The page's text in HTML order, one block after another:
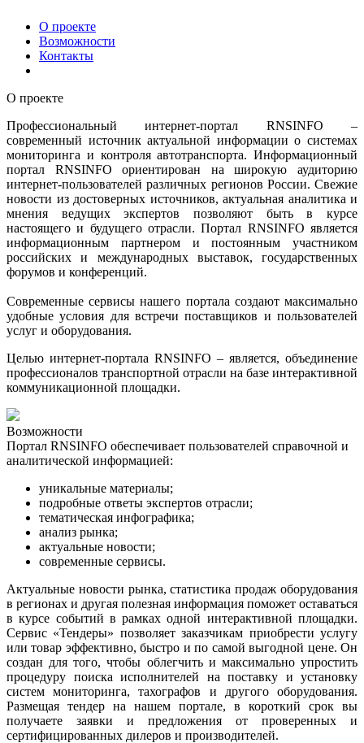
О проекте
Возможности
Контакты
О проекте
Профессиональный интернет-портал RNSINFO –
современный источник актуальной информации о системах
мониторинга и контроля автотранспорта. Информационный
портал RNSINFO ориентирован на широкую аудиторию
интернет-пользователей различных регионов России. Свежие
новости из достоверных источников, актуальная аналитика и
мнения ведущих экспертов позволяют быть в курсе
настоящего и будущего отрасли. Портал RNSINFO является
информационным партнером и постоянным участником
российских и международных выставок, государственных
форумов и конференций.
Современные сервисы нашего портала создают максимально
удобные условия для встречи поставщиков и пользователей
услуг и оборудования.
Целью интернет-портала RNSINFO – является, объединение
профессионалов транспортной отрасли на базе интерактивной
коммуникационной площадки.
Возможности
Портал RNSINFO обеспечивает пользователей справочной и
аналитической информацией:
уникальные материалы;
подробные ответы экспертов отрасли;
тематическая инфографика;
анализ рынка;
актуальные новости;
современные сервисы.
Актуальные новости рынка, статистика продаж оборудования
в регионах и другая полезная информация поможет оставаться
в курсе событий в рамках одной интерактивной площадки.
Сервис «Тендеры» позволяет заказчикам приобрести услугу
или товар эффективно, быстро и по самой выгодной цене. Он
создан для того, чтобы облегчить и максимально упростить
процедуру поиска исполнителей на поставку и установку
систем мониторинга, тахографов и другого оборудования.
Размещая тендер на нашем портале, в короткий срок вы
получаете заявки и предложения от проверенных и
сертифицированных дилеров и производителей.